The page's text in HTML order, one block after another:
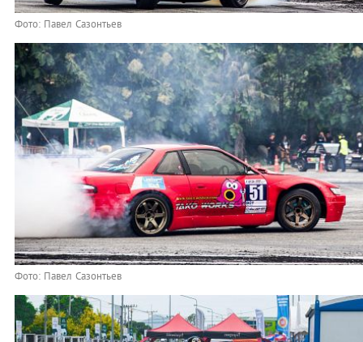
Фото: Павел Сазонтьев
Фото: Павел Сазонтьев